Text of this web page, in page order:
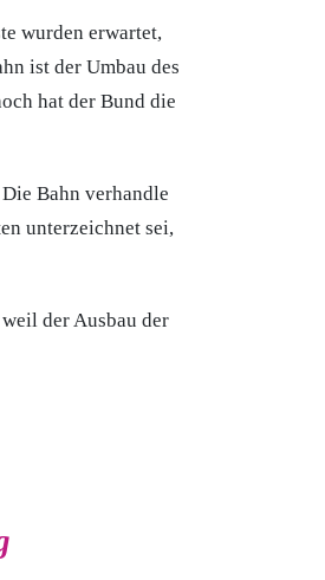
wurden erwartet,
ist der Umbau des
hat der Bund die
Bahn verhandle
unterzeichnet sei,
der Ausbau der